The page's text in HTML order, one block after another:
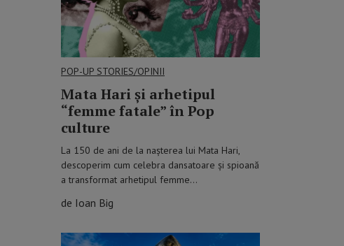
POP-UP STORIES/OPINII
Mata Hari şi arhetipul
“femme fatale” în Pop
culture
La 150 de ani de la nașterea lui Mata Hari,
descoperim cum celebra dansatoare și spioană
a transformat arhetipul femme…
de Ioan Big